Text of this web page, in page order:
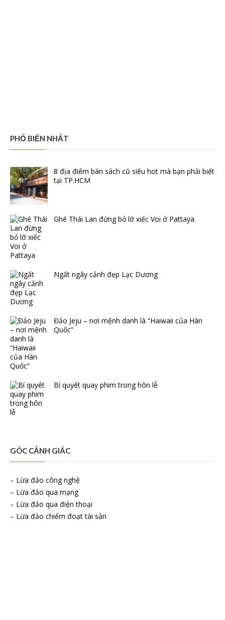
PHỔ BIẾN NHẤT
8 địa điểm bán sách cũ siêu hot mà bạn phải biết
tại TP.HCM
Ghé Thái Lan đừng bỏ lỡ xiếc Voi ở Pattaya
Ngất ngây cảnh đẹp Lạc Dương
Đảo Jeju – nơi mệnh danh là “Haiwaii của Hàn
Quốc”
Bí quyết quay phim trong hôn lễ
GÓC CẢNH GIÁC
– Lừa đảo công nghệ
– Lừa đảo qua mạng
– Lừa đảo qua điện thoại
– Lừa đảo chiếm đoạt tài sản